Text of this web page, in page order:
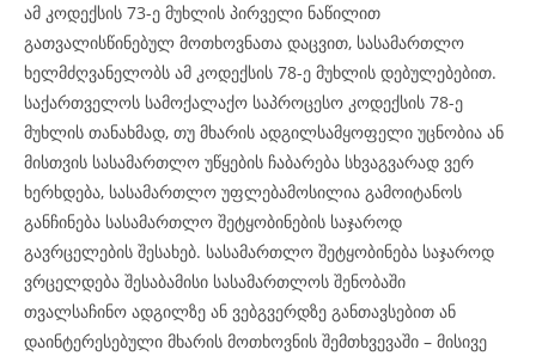
ამ კოდექსის 73-ე მუხლის პირველი ნაწილით
გათვალისწინებულ მოთხოვნათა დაცვით, სასამართლო
ხელმძღვანელობს ამ კოდექსის 78-ე მუხლის დებულებებით.
საქართველოს სამოქალაქო საპროცესო კოდექსის 78-ე
მუხლის თანახმად, თუ მხარის ადგილსამყოფელი უცნობია ან
მისთვის სასამართლო უწყების ჩაბარება სხვაგვარად ვერ
ხერხდება, სასამართლო უფლებამოსილია გამოიტანოს
განჩინება სასამართლო შეტყობინების საჯაროდ
გავრცელების შესახებ. სასამართლო შეტყობინება საჯაროდ
ვრცელდება შესაბამისი სასამართლოს შენობაში
თვალსაჩინო ადგილზე ან ვებგვერდზე განთავსებით ან
დაინტერესებული მხარის მოთხოვნის შემთხვევაში – მისივე